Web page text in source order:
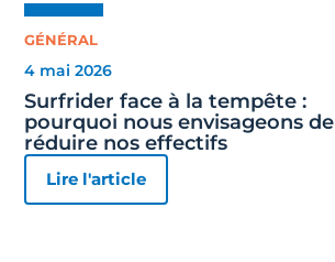
GÉNÉRAL
4 mai 2026
Surfrider face à la tempête :
pourquoi nous envisageons de
réduire nos effectifs
Lire l'article